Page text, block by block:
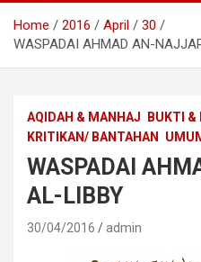
Home 2016 April
30
WASPADAI AHMAD AN-
AQIDAH & MANHAJ BUKTI &
KRITIKAN/ BANTAHAN
WASPADAI
AL-LIBBY
30/04/2016 admin